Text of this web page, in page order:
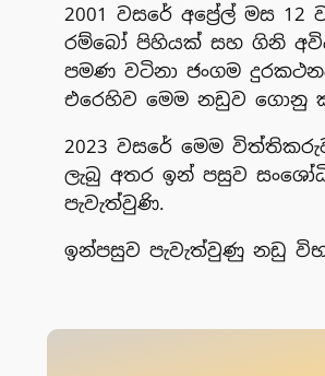
2001 වසරේ අප්‍රේල් මස
රම්බෝ පිහියක් සහ ගිනි
පමණ වටිනා ජංගම
එරෙහිව මෙම නඩුව ගොනු
2023 වසරේ මෙම
ලැබු අතර ඉන් පසුව
පැවැත්වුණි.
ඉන්පසුව පැවැත්වුණු නඩු